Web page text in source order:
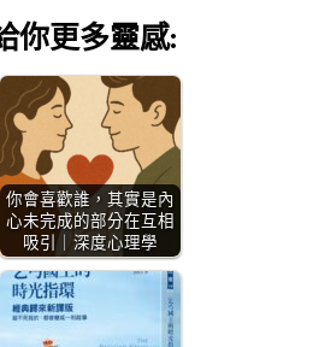
你更多靈感:
你會喜歡誰，其實是內
心未完成的部分在互相
吸引｜深度心理學